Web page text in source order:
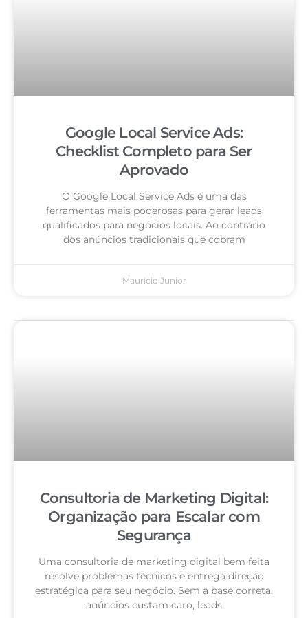
Google Local Service Ads:
Checklist Completo para Ser
Aprovado
O Google Local Service Ads é uma das
ferramentas mais poderosas para gerar leads
qualificados para negócios locais. Ao contrário
dos anúncios tradicionais que cobram
Mauricio Junior
Consultoria de Marketing Digital:
Organização para Escalar com
Segurança
Uma consultoria de marketing digital bem feita
resolve problemas técnicos e entrega direção
estratégica para seu negócio. Sem a base correta,
anúncios custam caro, leads